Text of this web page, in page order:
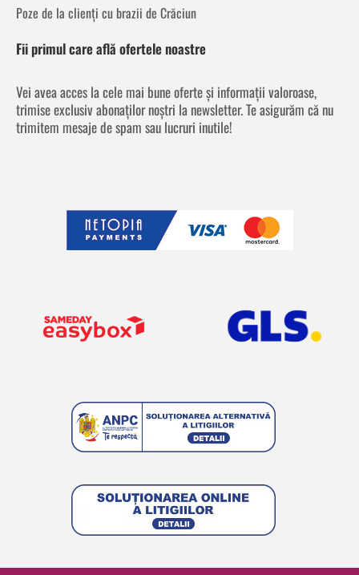
Poze de la clienți cu brazii de Crăciun
Fii primul care află ofertele noastre
Vei avea acces la cele mai bune oferte și informații valoroase,
trimise exclusiv abonaților noștri la newsletter. Te asigurăm că nu
trimitem mesaje de spam sau lucruri inutile!